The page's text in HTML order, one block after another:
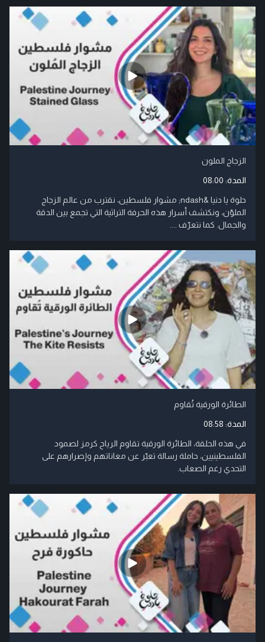
الزجاج الملون
المدة: 08:00
حلوة يا دنيا &ndash; مشوار فلسطين، نقترب من عالم الزجاج
الملوّن، ونكتشف أسرار هذه الحرفة التراثية التي تجمع بين الدقة
والجمال. كما نتعرّف ....
الطائرة الورقية تُقاوم
المدة: 08:58
في هذه الحلقة، الطائرة الورقية تقاوم الرياح كرمز لصمود
الفلسطينيين، حاملة رسالة تعبّر عن معاناتهم وإصرارهم على
التحدي رغم الصعاب.